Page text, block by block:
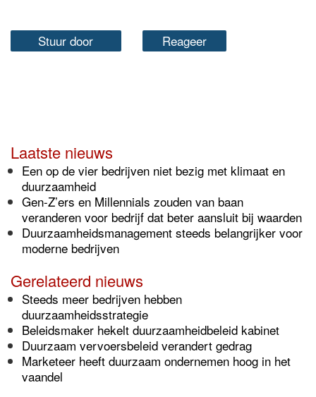
Stuur door Reageer
Laatste nieuws
Een op de vier bedrijven niet bezig met klimaat en
duurzaamheid
Gen-Z’ers en Millennials zouden van baan
veranderen voor bedrijf dat beter aansluit bij waarden
Duurzaamheidsmanagement steeds belangrijker voor
moderne bedrijven
Gerelateerd nieuws
Steeds meer bedrijven hebben
duurzaamheidsstrategie
Beleidsmaker hekelt duurzaamheidbeleid kabinet
Duurzaam vervoersbeleid verandert gedrag
Marketeer heeft duurzaam ondernemen hoog in het
vaandel